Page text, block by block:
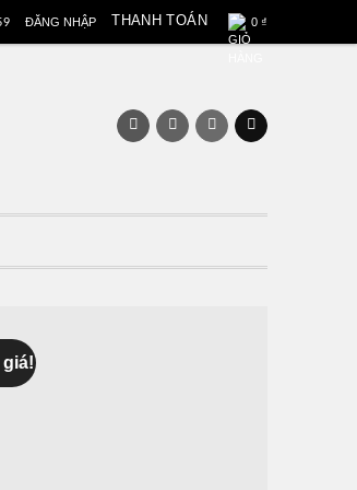
ĐĂNG NHẬP THANH TOÁN 0 ₫
giá!